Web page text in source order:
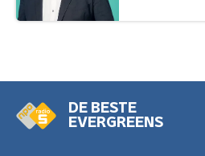
DE BESTE
EVERGREENS